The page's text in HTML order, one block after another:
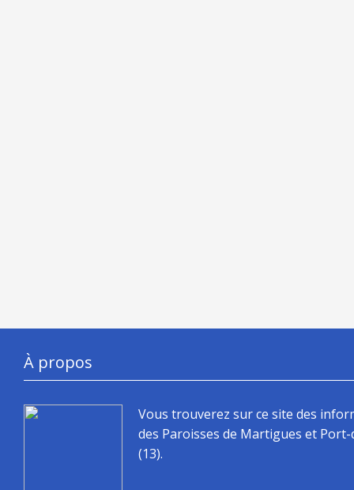
À propos
Vous trouverez sur ce site des
des Paroisses de Martigues et
(13).